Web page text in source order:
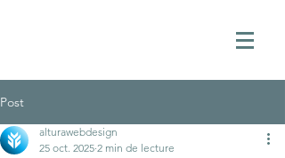
Post
alturawebdesign
25 oct. 2025 2 min de lecture